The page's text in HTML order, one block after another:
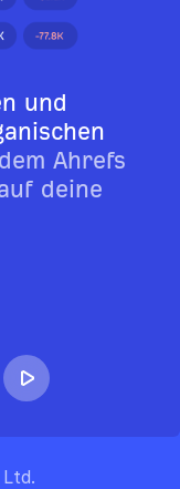
und
Ahrefs
deine